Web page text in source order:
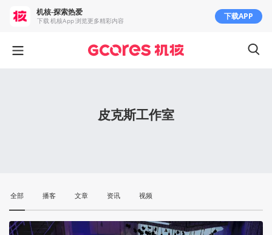
皮克斯工作室
全部 播客 文章 资讯 视频
机核-探索热爱
下载 机核App 浏览更多精彩内容 下载APP